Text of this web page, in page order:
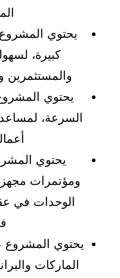
يحتوي
كبيرة،
والمستثمرين
يحتوي
السرعة،
يحتوي
ومؤتمرات
الوحدات في
يحتوي المشروع
الماركات